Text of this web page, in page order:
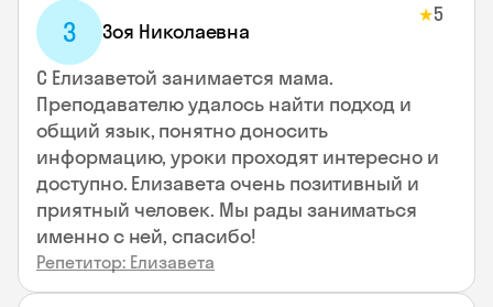
З Зоя Николаевна
★5
С Елизаветой занимается мама.
Преподавателю удалось найти подход и
общий язык, понятно доносить
информацию, уроки проходят интересно и
доступно. Елизавета очень позитивный и
приятный человек. Мы рады заниматься
именно с ней, спасибо!
Репетитор: Елизавета